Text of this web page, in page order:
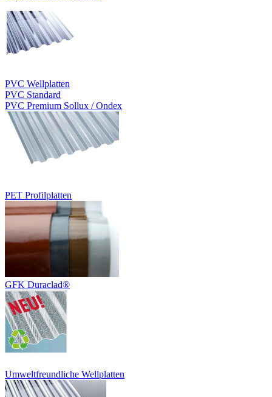
PVC Wellplatten
PVC Standard
PVC Premium Sollux / Ondex
PET Profilplatten
GFK Duraclad®
Umweltfreundliche Wellplatten